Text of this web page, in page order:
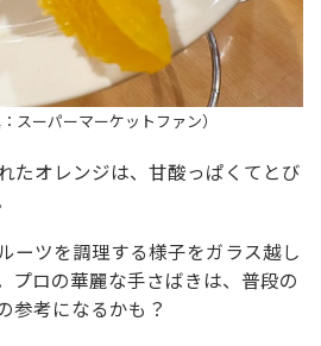
スーパーマーケットファン）
たオレンジは、甘酸っぱくてとび
ーツを調理する様子をガラス越し
プロの華麗な手さばきは、普段の
参考になるかも？